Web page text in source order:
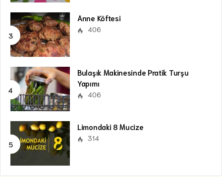
Anne Köftesi
406
Bulaşık Makinesinde Pratik Turşu
Yapımı
406
Limondaki 8 Mucize
314